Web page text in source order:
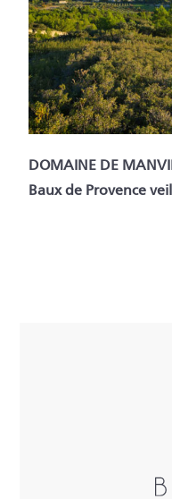
DOMAINE DE
Baux de Provence